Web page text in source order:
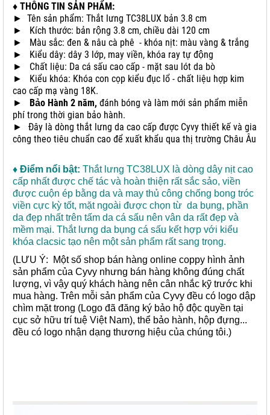
♦ THÔNG TIN SẢN PHẨM:
► Tên sản phẩm: Thắt lưng TC38LUX bản 3.8 cm
► Kích thước: bản rộng 3.8 cm, chiều dài 120 cm
► Màu sắc: đen & nâu cà phê - khóa nịt: màu vàng & trắng
► Kiểu dây: dây 3 lớp, may viền, khóa ray tự động
► Chất liệu: Da cá sấu cao cấp - mặt sau lót da bò
► Kiểu khóa: Khóa con cọp kiểu đục lổ - chất liệu hợp kim
cao cấp mạ vàng 18K.
►
Bảo Hành 2 năm, đánh bóng và làm mới sản phẩm miễn
phí trong thời gian bảo hành.
►
Đây là dòng thắt lưng da cao cấp được Cyvy thiết kế và gia
công theo tiêu chuẩn cao để xuất khẩu qua thị trường Châu Âu
♦ Điểm nổi bật: Thắt lưng TC38LUX là dòng dây nịt cao
cấp nhất được chế tác và hoàn thiện rất sắc sảo, viền
được cuộn ép bằng da và may thủ công chống bong tróc
viền cực kỳ tốt, mặt ngoài được chọn từ da bụng, phần
da đẹp nhất trên tấm da cá sấu nên vân da rất đẹp và
mềm mại. Thắt lưng da bụng cá sấu kết hợp với kiểu
khóa clacsic tạo nên một sản phẩm rất sang trọng.
(LƯU Ý: Một số shop bán hàng online coppy hình ảnh
sản phẩm của Cyvy nhưng bán hàng không đúng chất
lượng, vì vậy quý khách hàng nên cân nhắc kỹ trước khi
mua hàng. Trên mỗi sản phẩm của Cyvy đều có logo dập
chìm mặt trong (Logo đã đăng ký bảo hộ độc quyền tại
cục sở hữu trí tuệ Việt Nam), thể bảo hành, hộp đựng...
đều có logo nhận dạng thương hiệu của chúng tôi.)